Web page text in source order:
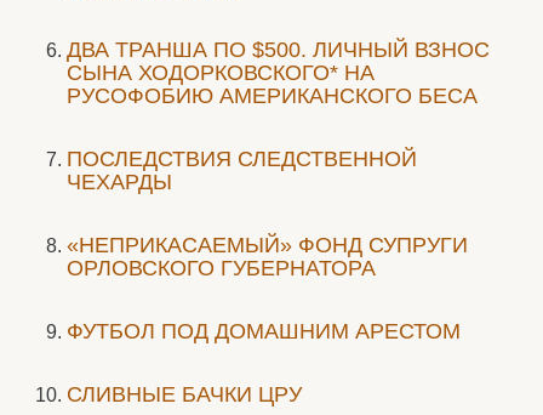
ДВА ТРАНША ПО $500. ЛИЧНЫЙ ВЗНОС
СЫНА ХОДОРКОВСКОГО* НА
РУСОФОБИЮ АМЕРИКАНСКОГО БЕСА
ПОСЛЕДСТВИЯ СЛЕДСТВЕННОЙ
ЧЕХАРДЫ
«НЕПРИКАСАЕМЫЙ» ФОНД СУПРУГИ
ОРЛОВСКОГО ГУБЕРНАТОРА
ФУТБОЛ ПОД ДОМАШНИМ АРЕСТОМ
СЛИВНЫЕ БАЧКИ ЦРУ